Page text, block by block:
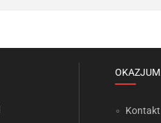
Kontakt